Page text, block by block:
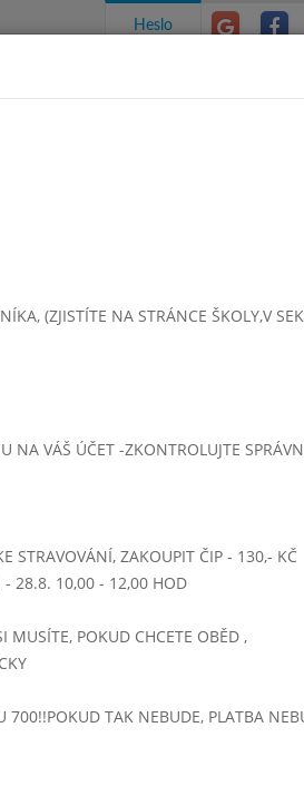
Heslo
(ZJISTÍTE NA STRÁNCE ŠKOLY,V
NA VÁŠ ÚČET -ZKONTROLUJTE
STRAVOVÁNÍ, ZAKOUPIT ČIP - 130,- KČ
- 28.8. 10,00 - 12,00 HOD
MUSÍTE, POKUD CHCETE OBĚD ,
700!!POKUD TAK NEBUDE, PLATBA